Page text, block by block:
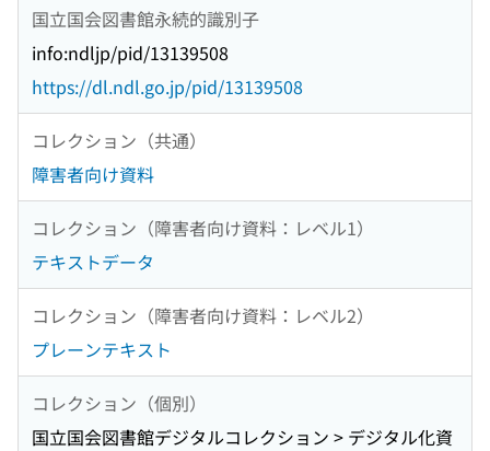
国立国会図書館永続的識別子
info:ndljp/pid/13139508
https://dl.ndl.go.jp/pid/13139508
コレクション（共通）
障害者向け資料
コレクション（障害者向け資料：レベル1）
テキストデータ
コレクション（障害者向け資料：レベル2）
プレーンテキスト
コレクション（個別）
国立国会図書館デジタルコレクション > デジタル化資